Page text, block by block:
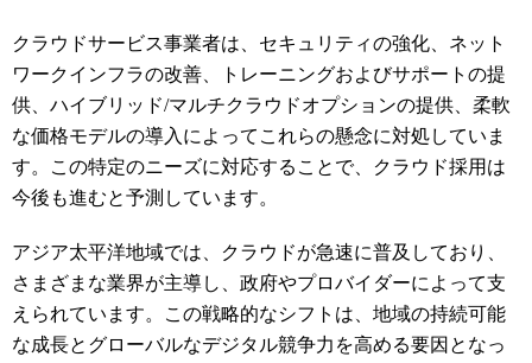
クラウドサービス事業者は、セキュリティの強化、ネット
ワークインフラの改善、トレーニングおよびサポートの提
供、ハイブリッド/マルチクラウドオプションの提供、柔軟
な価格モデルの導入によってこれらの懸念に対処していま
す。この特定のニーズに対応することで、クラウド採用は
今後も進むと予測しています。
アジア太平洋地域では、クラウドが急速に普及しており、
さまざまな業界が主導し、政府やプロバイダーによって支
えられています。この戦略的なシフトは、地域の持続可能
な成長とグローバルなデジタル競争力を高める要因となっ